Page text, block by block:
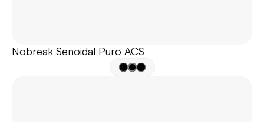
Nobreak Senoidal Puro ACS